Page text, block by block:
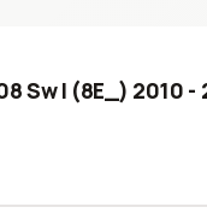
Sw I (8E_) 2010 -